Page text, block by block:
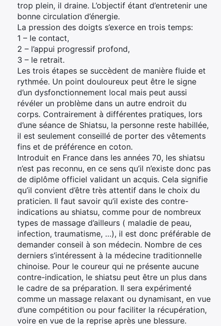
trop plein, il draine. L’objectif étant d’entretenir une
bonne circulation d’énergie.
La pression des doigts s’exerce en trois temps:
1 – le contact,
2 – l’appui progressif profond,
3 – le retrait.
Les trois étapes se succèdent de manière fluide et
rythmée. Un point douloureux peut être le signe
d’un dysfonctionnement local mais peut aussi
révéler un problème dans un autre endroit du
corps. Contrairement à différentes pratiques, lors
d’une séance de Shiatsu, la personne reste habillée,
il est seulement conseillé de porter des vêtements
fins et de préférence en coton.
Introduit en France dans les années 70, les shiatsu
n’est pas reconnu, en ce sens qu’il n’existe donc pas
de diplôme officiel validant un acquis. Cela signifie
qu’il convient d’être très attentif dans le choix du
praticien. Il faut savoir qu’il existe des contre-
indications au shiatsu, comme pour de nombreux
types de massage d’ailleurs ( maladie de peau,
infection, traumatisme, …), il est donc préférable de
demander conseil à son médecin. Nombre de ces
derniers s’intéressent à la médecine traditionnelle
chinoise. Pour le coureur qui ne présente aucune
contre-indication, le shiatsu peut être un plus dans
le cadre de sa préparation. Il sera expérimenté
comme un massage relaxant ou dynamisant, en vue
d’une compétition ou pour faciliter la récupération,
voire en vue de la reprise après une blessure.